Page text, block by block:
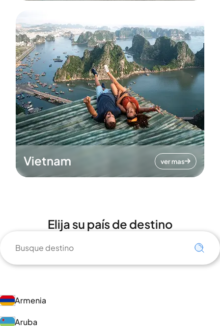
Vietnam ver mas
Elija su país de destino
Armenia
Aruba